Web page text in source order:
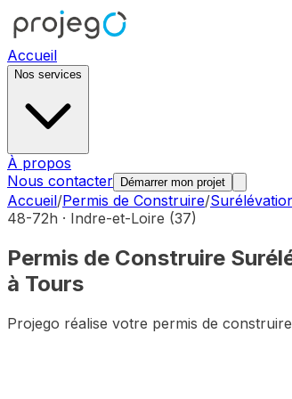
Accueil
Nos services
À propos
Nous contacter
Démarrer mon projet
Accueil/Permis de Construire/
48-72h · Indre-et-Loire (37)
Permis de Construire
à Tours
Projego réalise votre permis de